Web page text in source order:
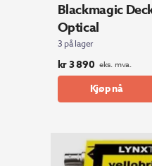
Blackmagic
Optical
3 på lager
kr3 890 eks. mva.
Kjøp nå